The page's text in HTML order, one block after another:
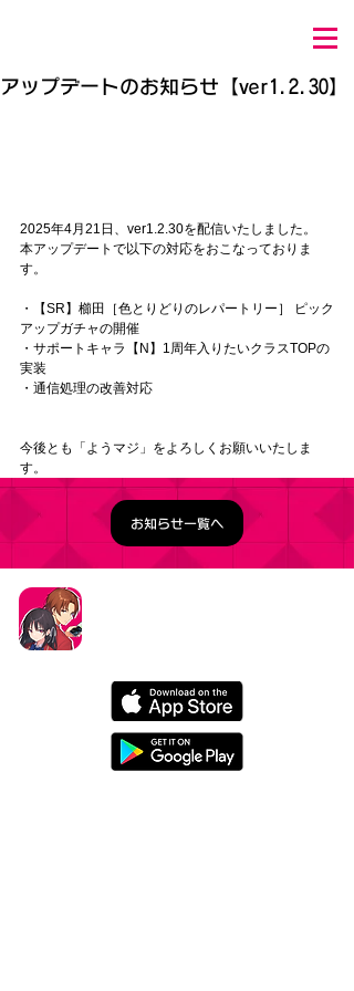
アップデートのお知らせ【ver1.2.30】
2025年4月21 日、ver1.2.30を配信いたしました。
本アップデートで以下の対応をおこなっておりま
す。
・【SR】櫛田［色とりどりのレパートリー］ ピック
アップガチャの開催
・サポートキャラ【N】1周年入りたいクラスTOPの
実装
・通信処理の改善対応
今後とも「ようマジ」をよろしくお願いいたしま
す。
お知らせ一覧へ